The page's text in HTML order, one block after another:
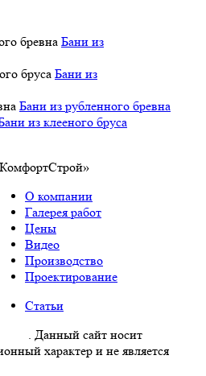
Бани из
Бани из
Бани из рубленного бревна
из клееного бруса
О компании
Галерея работ
Цены
Видео
Производство
Проектирование
Статьи
. Данный сайт носит
характер и не является